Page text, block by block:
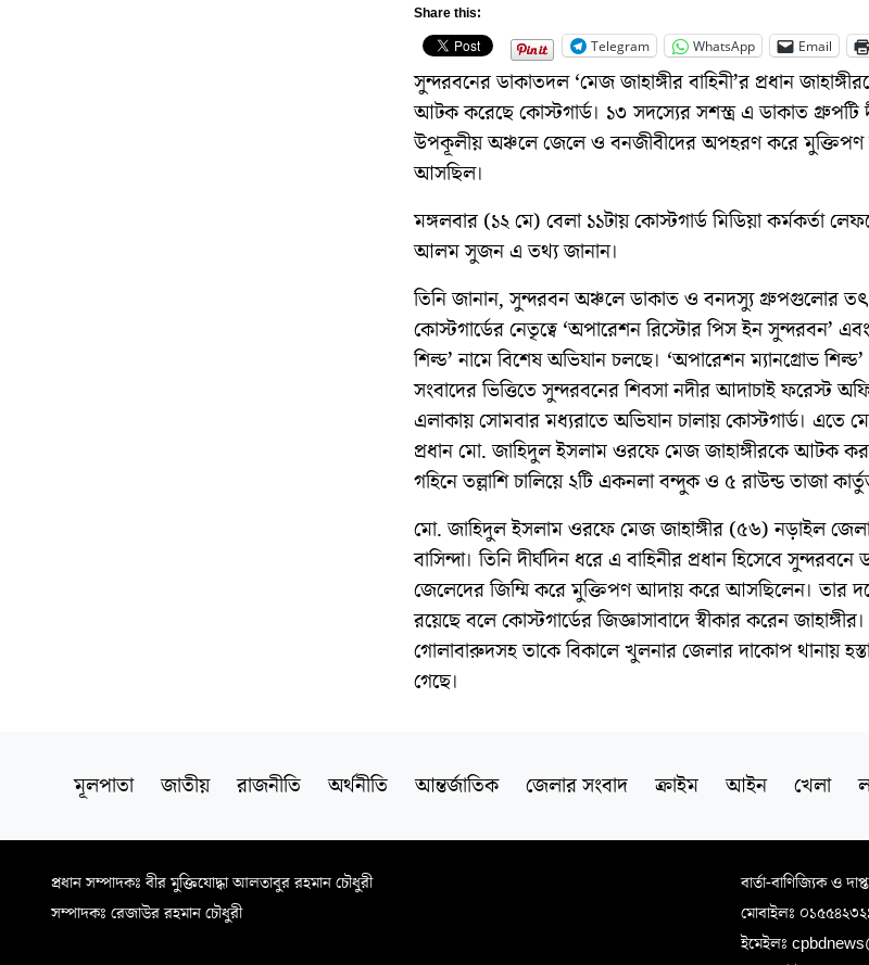
Share this:
Telegram
WhatsApp Email
সুন্দরবনের ডাকাতদল ‘মেজ জাহাঙ্গীর বাহিনী’র প্রধান
আটক করেছে কোস্টগার্ড। ১৩ সদস্যের সশস্ত্র এ ডাকাত গ্রুপটি
উপকূলীয় অঞ্চলে জেলে ও বনজীবীদের অপহরণ করে মুক্তিপণ
আসছিল।
মঙ্গলবার (১২ মে) বেলা ১১টায় কোস্টগার্ড মিডিয়া কর্মকর্তা
আলম সুজন এ তথ্য জানান।
তিনি জানান, সুন্দরবন অঞ্চলে ডাকাত ও বনদস্যু গ্রুপগুলোর
কোস্টগার্ডের নেতৃত্বে ‘অপারেশন রিস্টোর পিস ইন সুন্দরবন’
শিল্ড’ নামে বিশেষ অভিযান চলছে। ‘অপারেশন ম্যানগ্রোভ
সংবাদের ভিত্তিতে সুন্দরবনের শিবসা নদীর আদাচাই ফরেস্ট
এলাকায় সোমবার মধ্যরাতে অভিযান চালায় কোস্টগার্ড। এতে
প্রধান মো. জাহিদুল ইসলাম ওরফে মেজ জাহাঙ্গীরকে আটক
গহিনে তল্লাশি চালিয়ে ২টি একনলা বন্দুক ও ৫ রাউন্ড তাজা
মো. জাহিদুল ইসলাম ওরফে মেজ জাহাঙ্গীর (৫৬) নড়াইল
বাসিন্দা। তিনি দীর্ঘদিন ধরে এ বাহিনীর প্রধান হিসেবে
জেলেদের জিম্মি করে মুক্তিপণ আদায় করে আসছিলেন। তার
রয়েছে বলে কোস্টগার্ডের জিজ্ঞাসাবাদে স্বীকার করেন
গোলাবারুদসহ তাকে বিকালে খুলনার জেলার দাকোপ থানায়
গেছে।
মূলপাতা জাতীয় রাজনীতি অর্থনীতি আন্তর্জাতিক জেলার সংবাদ ক্রাইম আইন খেলা
প্রধান সম্পাদকঃ বীর মুক্তিযোদ্ধা আলতাবুর রহমান চৌধুরী
সম্পাদকঃ রেজাউর রহমান চৌধুরী
বার্তা-বাণিজ্যিক ও
মোবাইলঃ
ইমেইলঃ